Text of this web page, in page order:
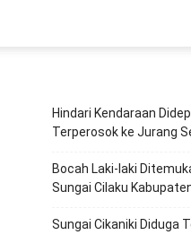
Hindari Kendaraan
Terperosok ke Jurang
Bocah Laki-laki
Sungai Cilaku
Sungai Cikaniki Diduga